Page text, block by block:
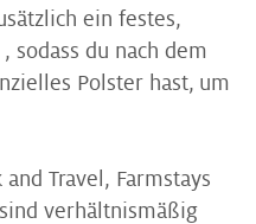
ein festes,
sodass du nach dem
Polster hast, um
Travel, Farmstays
verhältnismäßig